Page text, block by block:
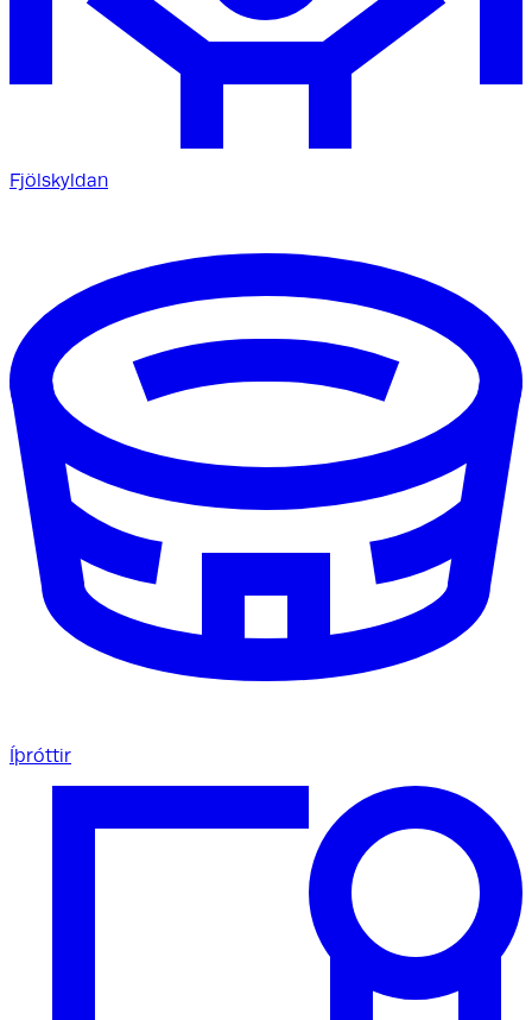
Fjölskyldan
Íþróttir